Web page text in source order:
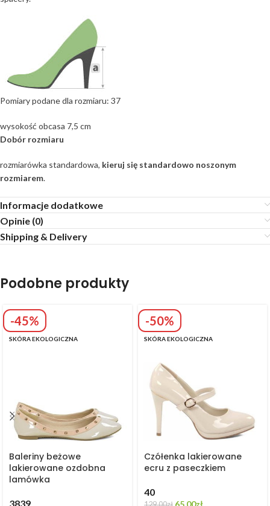
Pomiary podane dla rozmiaru: 37
wysokość obcasa 7,5 cm
Dobór rozmiaru
rozmiarówka standardowa, kieruj się standardowo noszonym
rozmiarem.
Informacje dodatkowe
Opinie (0)
Shipping & Delivery
Podobne produkty
-45%
SKÓRA EKOLOGICZNA
Baleriny beżowe
lakierowane ozdobna
lamówka
3839
-50%
SKÓRA EKOLOGICZNA
Czółenka lakierowane
ecru z paseczkiem
40
65,00zł